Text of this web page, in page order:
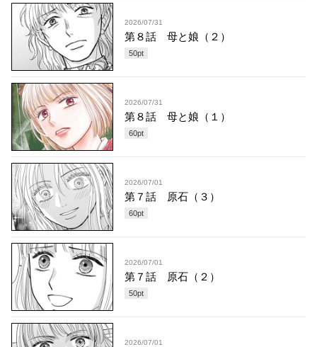
2026/07/31
第８話 母と娘（２）
50pt
2026/07/31
第８話 母と娘（１）
60pt
2026/07/01
第７話 原石（３）
60pt
2026/07/01
第７話 原石（２）
50pt
2026/07/01